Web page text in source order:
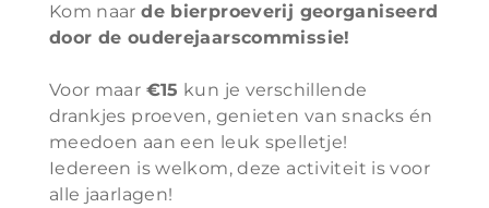
Kom naarde bierproeverij georganiseerd
door de ouderejaarscommissie!
Voor maar €15 kun je verschillende
drankjes proeven, genieten van snacks én
meedoen aan een leuk spelletje!
Iedereen is welkom, deze activiteit is voor
alle jaarlagen!